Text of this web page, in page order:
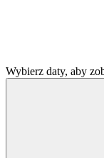
Wybierz daty, aby